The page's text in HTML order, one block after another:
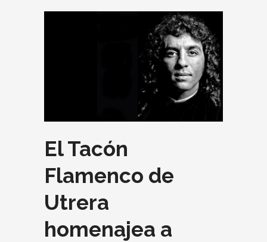
El Tacón
Flamenco de
Utrera
homenajea a